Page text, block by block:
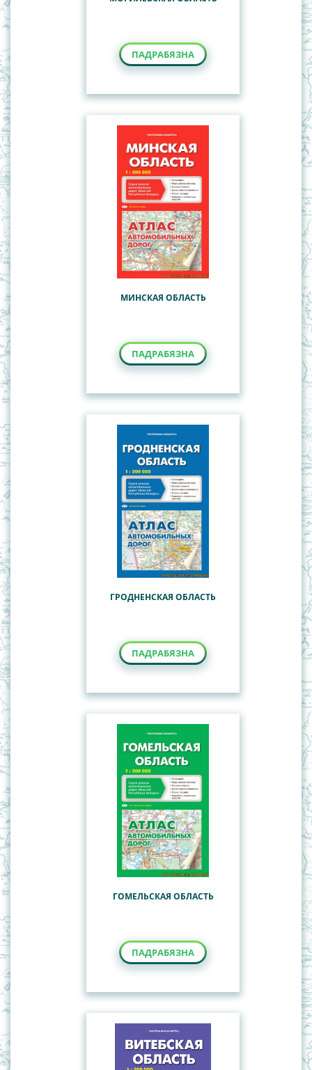
ПАДРАБЯЗНА
МИНСКАЯ ОБЛАСТЬ
ПАДРАБЯЗНА
ГРОДНЕНСКАЯ ОБЛАСТЬ
ПАДРАБЯЗНА
ГОМЕЛЬСКАЯ ОБЛАСТЬ
ПАДРАБЯЗНА